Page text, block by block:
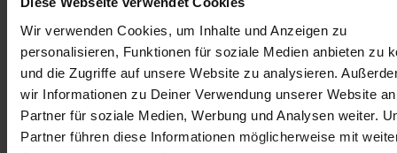
Wir verwenden Cookies, um Inhalte und Anzeigen zu
personalisieren, Funktionen für soziale Medien anbieten zu
und die Zugriffe auf unsere Website zu analysieren.
wir Informationen zu Deiner Verwendung unserer Website
Partner für soziale Medien, Werbung und Analysen weiter.
Partner führen diese Informationen möglicherweise mit
später am POI (Point of Interest) und POS (Point of
Sale) verteilt, in einer Filiale ausgelegt oder
Warensendungen beigelegt werden sollen.
Folder mit hoher Werbewirkung